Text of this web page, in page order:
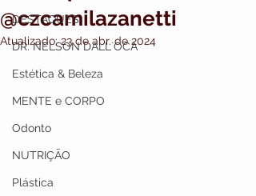
DESTAQUES
DR. NELSON DALL`OCA
Estética & Beleza
MENTE e CORPO
Odonto
NUTRIÇÃO
Plástica
@czcamilazanetti
Atualizado:23 de abr. de 2024